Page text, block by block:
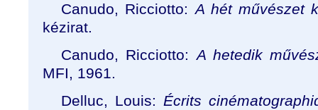
Canudo, Ricciotto:A hét művészet
kézirat.
Canudo, Ricciotto:A hetedik
MFI, 1961.
Delluc, Louis: Écrits